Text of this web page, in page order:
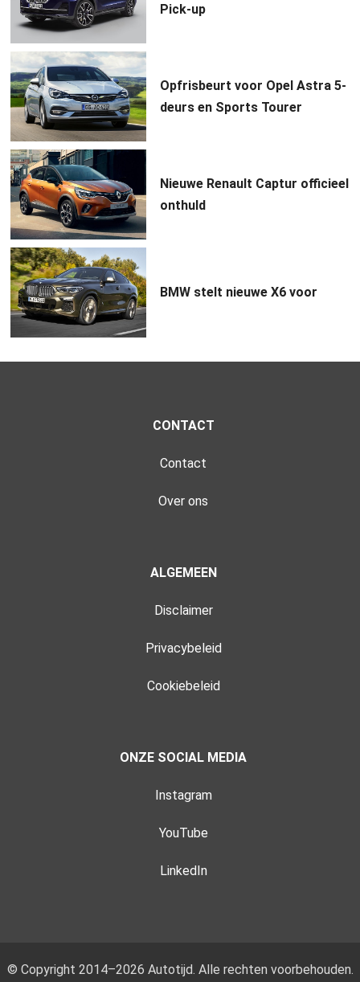
Pick-up
Opfrisbeurt voor Opel Astra 5-
deurs en Sports Tourer
Nieuwe Renault Captur officieel
onthuld
BMW stelt nieuwe X6 voor
CONTACT
Contact
Over ons
ALGEMEEN
Disclaimer
Privacybeleid
Cookiebeleid
ONZE SOCIAL MEDIA
Instagram
YouTube
LinkedIn
© Copyright 2014–2026 Autotijd. Alle rechten voorbehouden.